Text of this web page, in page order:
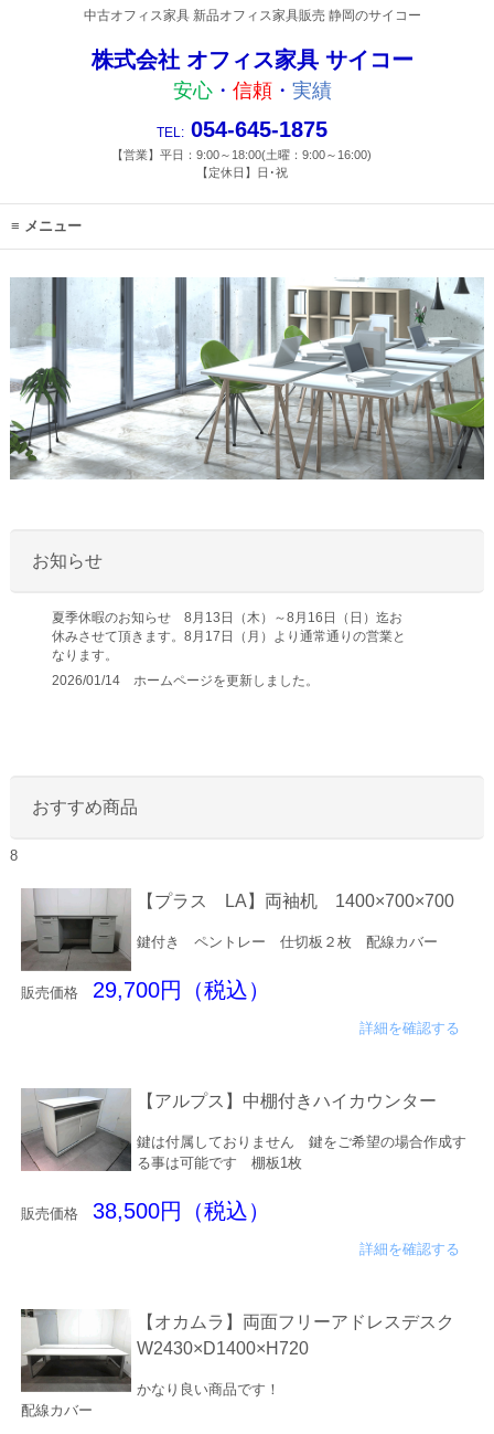
中古オフィス家具 新品オフィス家具販売 静岡のサイコー
株式会社 オフィス家具 サイコー
安心 ・ 信頼 ・ 実績
TEL:054-645-1875
【営業】平日：9:00～18:00(土曜：9:00～16:00)
【定休日】日･祝
メニュー
お知らせ
夏季休暇のお知らせ 8月13日（木）～8月16日（日）迄お
休みさせて頂きます。8月17日（月）より通常通りの営業と
なります。
2026/01/14 ホームページを更新しました。
おすすめ商品
8
【プラス LA】両袖机 1400×700×700
鍵付き ペントレー 仕切板２枚 配線カバー
販売価格 29,700円（税込）
詳細を確認する
【アルプス】中棚付きハイカウンター
鍵は付属しておりません 鍵をご希望の場合作成す
る事は可能です 棚板1枚
販売価格 38,500円（税込）
詳細を確認する
【オカムラ】両面フリーアドレスデスク
W2430×D1400×H720
かなり良い商品です！
配線カバー